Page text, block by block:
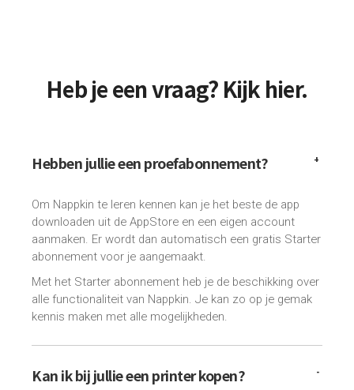
Heb je een vraag? Kijk hier.
Hebben jullie een proefabonnement?
Om Nappkin te leren kennen kan je het beste de app
downloaden uit de AppStore en een eigen account
aanmaken. Er wordt dan automatisch een gratis Starter
abonnement voor je aangemaakt.
Met het Starter abonnement heb je de beschikking over
alle functionaliteit van Nappkin. Je kan zo op je gemak
kennis maken met alle mogelijkheden.
Kan ik bij jullie een printer kopen?